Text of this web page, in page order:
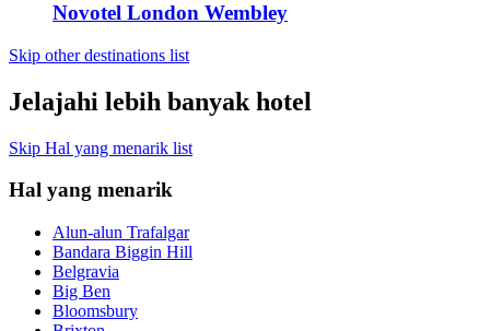
Novotel London Wembley
Skip other destinations list
Jelajahi lebih banyak hotel
Skip Hal yang menarik list
Hal yang menarik
Alun-alun Trafalgar
Bandara Biggin Hill
Belgravia
Big Ben
Bloomsbury